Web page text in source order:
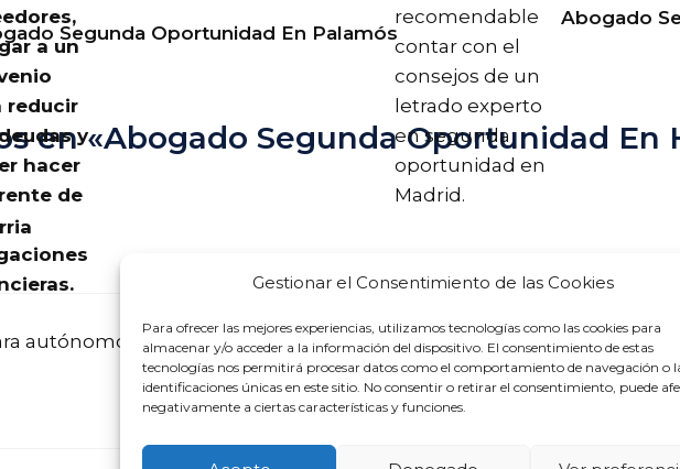
Gestionar el Consentimiento de las Cookies
Para ofrecer las mejores experiencias, utilizamos tecnologías como las cookies para
almacenar y/o acceder a la información del dispositivo. El consentimiento de estas
tecnologías nos permitirá procesar datos como el comportamiento de navegación o
identificaciones únicas en este sitio. No consentir o retirar el consentimiento, puede
negativamente a ciertas características y funciones.
a un
reducir
y
hacer
de
recomendable
contar con el
consejos de un
letrado experto
en segunda
oportunidad en
Madrid.
Segunda Oportunidad En Palamós
Abogado
en «Abogado Segunda Oportunidad En
autónomos